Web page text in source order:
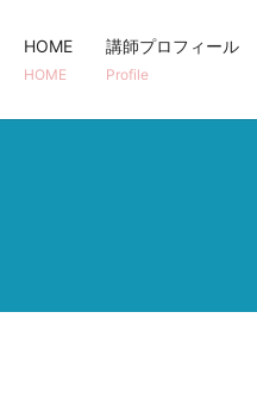
HOME
HOME
講師プロフィール
Profile